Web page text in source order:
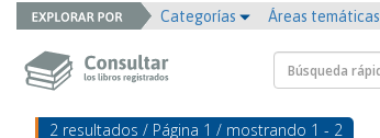
Categorías Áreas temáticas
2 resultados / Página 1 / mostrando 1 - 2